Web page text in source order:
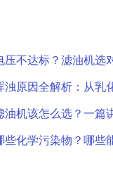
压不达标？滤油机选
浊原因全解析：从乳
油机该怎么选？一篇
些化学污染物？哪些